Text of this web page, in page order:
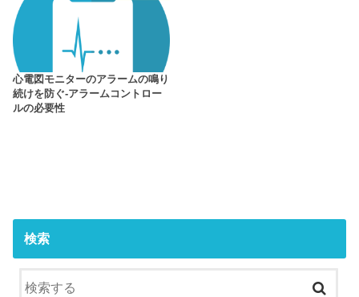
心電図モニターのアラームの鳴り
続けを防ぐ-アラームコントロー
ルの必要性
検索